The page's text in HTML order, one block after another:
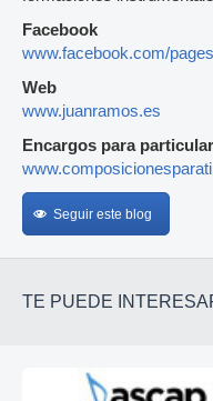
Facebook
www.facebook.com/
Web
www.juanramos.es
Encargos para
Seguir este blog
TE PUEDE